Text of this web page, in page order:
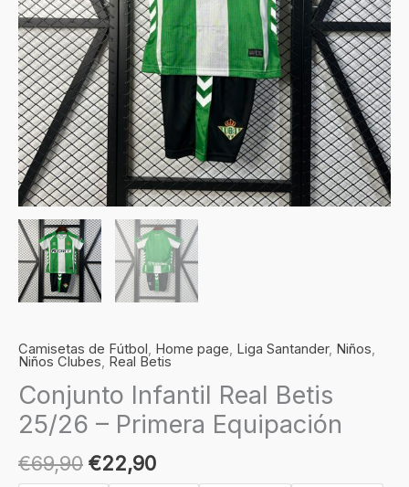
Camisetas de Fútbol, Home page, Liga Santander, Niños,
Niños Clubes, Real Betis
Conjunto Infantil Real Betis
25/26 – Primera Equipación
€69,90 €22,90
cantidad